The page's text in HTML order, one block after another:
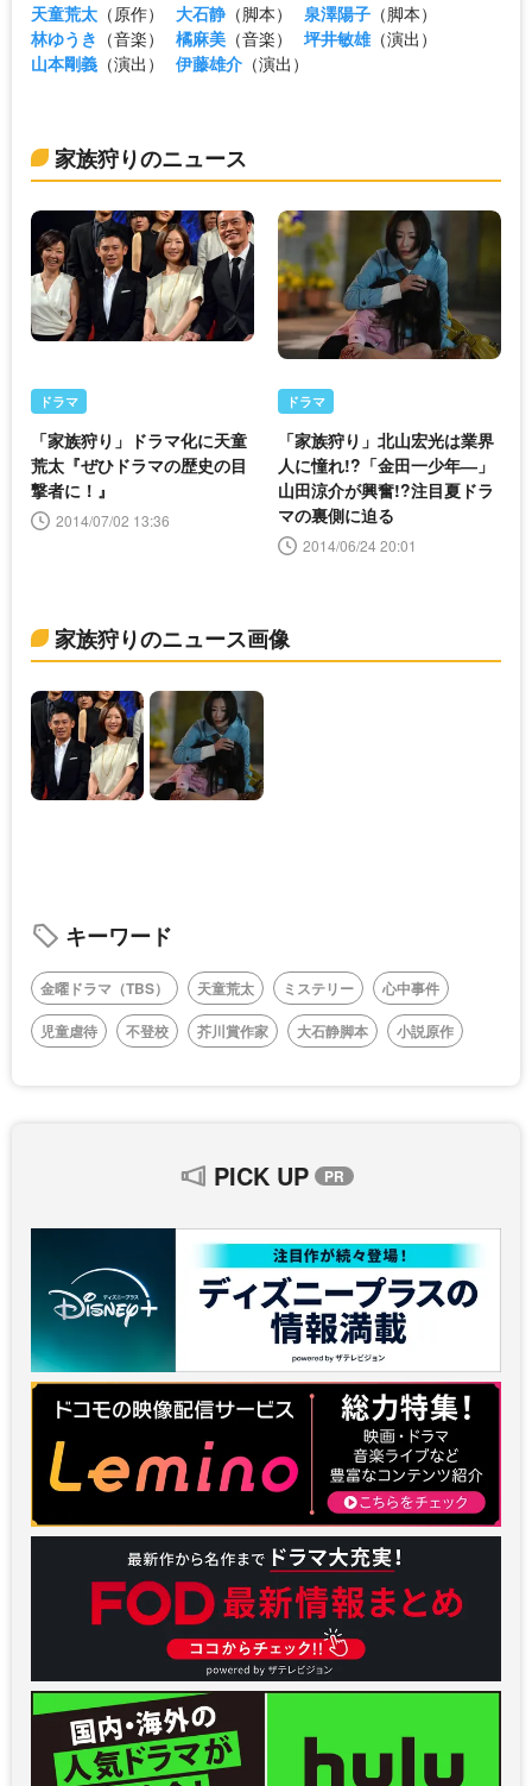
天童荒太 （原作） 大石静 （脚本） 泉澤陽子 （脚本）
林ゆうき （音楽） 橘麻美 （音楽） 坪井敏雄（演出）
山本剛義 （演出） 伊藤雄介 （演出）
家族狩りのニュース
ドラマ
「家族狩り」ドラマ化に天童
荒太『ぜひドラマの歴史の目
撃者に！』
2014/07/02 13:36
ドラマ
「家族狩り」北山宏光は業界
人に憧れ!?「金田一少年―」
山田涼介が興奮!?注目夏ドラ
マの裏側に迫る
2014/06/24 20:01
家族狩りのニュース画像
キーワード
金曜ドラマ（TBS） 天童荒太 ミステリー
心中事件
児童虐待
不登校 芥川賞作家 大石静脚本 小説原作
PICK UP